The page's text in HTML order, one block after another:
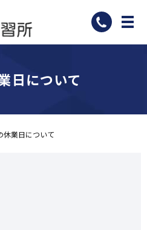
メ
日について
休業日について